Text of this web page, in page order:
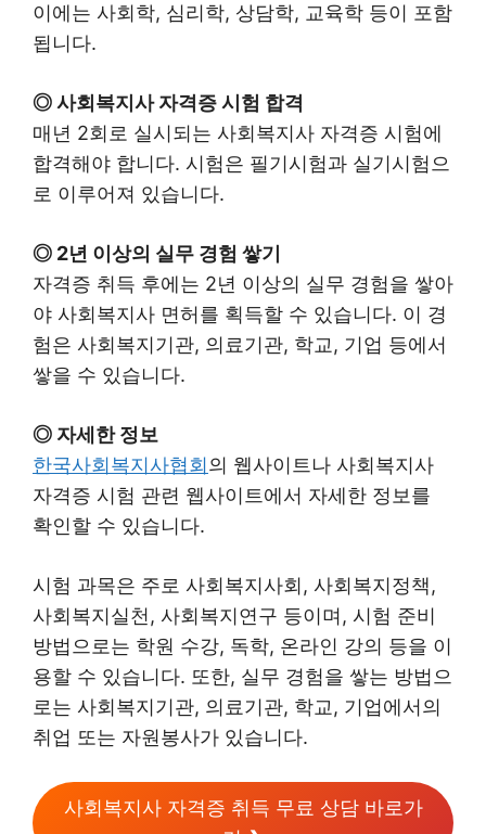
이에는 사회학, 심리학, 상담학, 교육학 등이 포함
됩니다.
◎ 사회복지사 자격증 시험 합격
매년 2회로 실시되는 사회복지사 자격증 시험에
합격해야 합니다. 시험은 필기시험과 실기시험으
로 이루어져 있습니다.
◎ 2년 이상의 실무 경험 쌓기
자격증 취득 후에는 2년 이상의 실무 경험을 쌓아
야 사회복지사 면허를 획득할 수 있습니다. 이 경
험은 사회복지기관, 의료기관, 학교, 기업 등에서
쌓을 수 있습니다.
◎ 자세한 정보
한국사회복지사협회의 웹사이트나 사회복지사
자격증 시험 관련 웹사이트에서 자세한 정보를
확인할 수 있습니다.
시험 과목은 주로 사회복지사회, 사회복지정책,
사회복지실천, 사회복지연구 등이며, 시험 준비
방법으로는 학원 수강, 독학, 온라인 강의 등을 이
용할 수 있습니다. 또한, 실무 경험을 쌓는 방법으
로는 사회복지기관, 의료기관, 학교, 기업에서의
취업 또는 자원봉사가 있습니다.
사회복지사 자격증 취득 무료 상담 바로가